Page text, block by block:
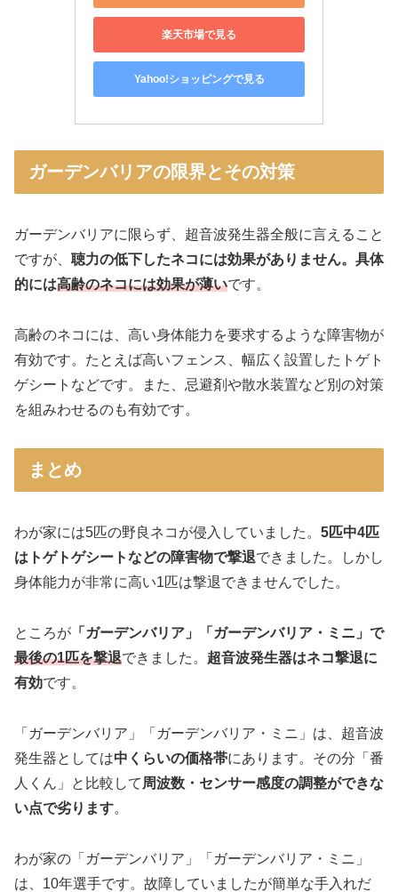
楽天市場で見る
Yahoo!ショッピングで見る
ガーデンバリアの限界とその対策
ガーデンバリアに限らず、超音波発生器全般に言えること
ですが、 聴力の低下したネコには効果がありません。具体
的には高齢のネコには効果が薄いです。
高齢のネコには、高い身体能力を要求するような障害物が
有効です。たとえば高いフェンス、幅広く設置したトゲト
ゲシートなどです。また、忌避剤や散水装置など別の対策
を組みわせるのも有効です。
まとめ
わが家には5匹の野良ネコが侵入していました。 5匹中4匹
はトゲトゲシートなどの障害物で撃退できました。しかし
身体能力が非常に高い1匹は撃退できませんでした。
ところが 「ガーデンバリア」「ガーデンバリア・ミニ」で
最後の1匹を撃退できました。 超音波発生器はネコ撃退に
有効です。
「ガーデンバリア」「ガーデンバリア・ミニ」は、超音波
発生器としては中くらいの価格帯にあります。その分「番
人くん」と比較して 周波数・センサー感度の調整ができな
い点で劣ります。
わが家の「ガーデンバリア」「ガーデンバリア・ミニ」
は、10年選手です。故障していましたが簡単な手入れだ